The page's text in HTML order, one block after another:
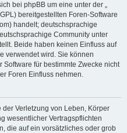
bei phpBB um eine unter der „
bereitgestellten Foren-Software
handelt; deutschsprachige
Community unter
Beide haben keinen Einfluss auf
verwendet wird. Sie können
für bestimmte Zwecke nicht
Foren Einfluss nehmen.
der Verletzung von Leben, Körper
wesentlicher Vertragspflichten
die auf ein vorsätzliches oder grob